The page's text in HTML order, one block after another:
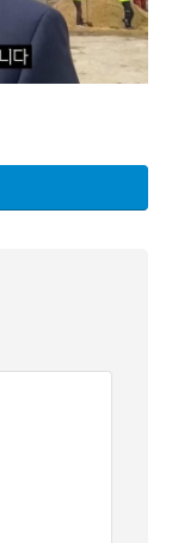
로 기소된 바 있
관련이 있다며